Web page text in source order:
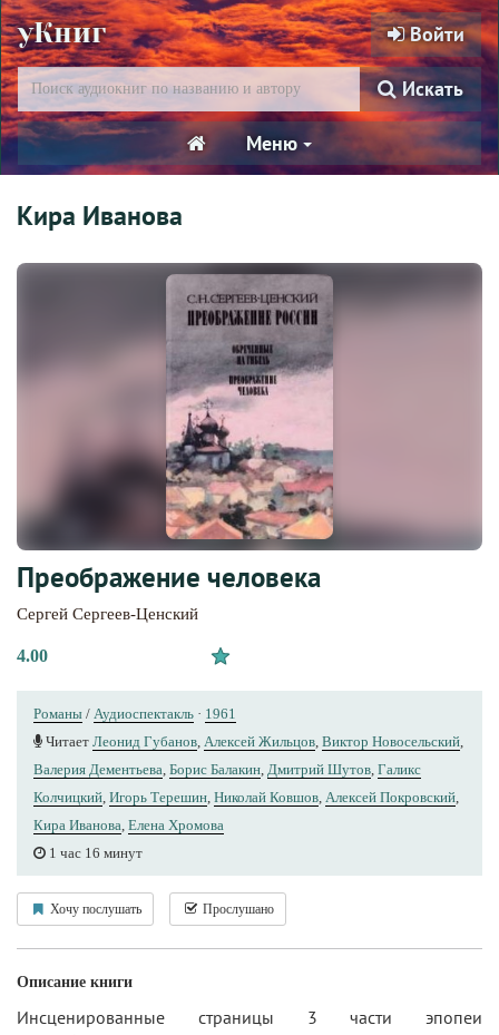
уКниг Войти
Искать
Меню
Кира Иванова
Преображение человека
Сергей Сергеев-Ценский
4.00
Романы / Аудиоспектакль · 1961
Читает Леонид Губанов Алексей Жильцов Виктор Новосельский
Валерия Дементьева Борис Балакин Дмитрий Шутов Галикс
Колчицкий Игорь Терешин Николай Ковшов Алексей Покровский
Кира Иванова Елена Хромова
1 час 16 минут
Хочу послушать Прослушано
Описание книги
Инсценированные страницы 3 части эпопеи